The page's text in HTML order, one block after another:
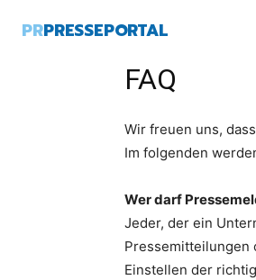
PRPRESSEPORTAL
FAQ
Wir freuen uns,
Im folgenden
Wer darf
Jeder, der ein
Pressemitteilungen
Einstellen der